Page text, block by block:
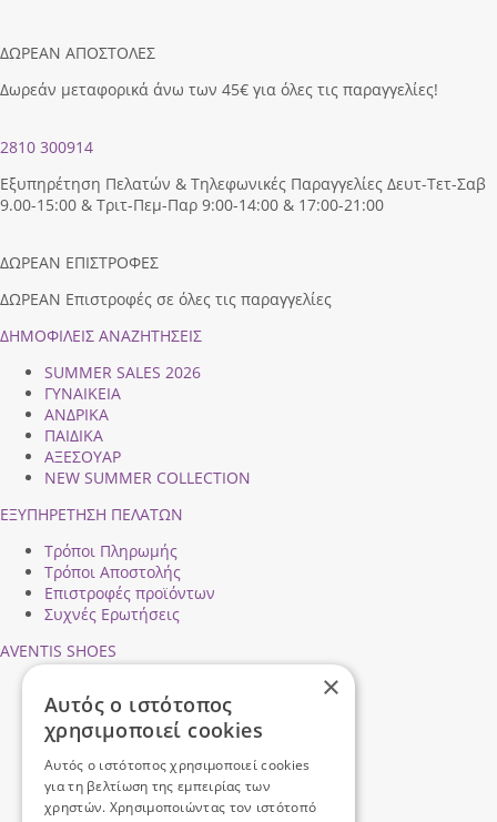
ΔΩΡΕΑΝ ΑΠΟΣΤΟΛΕΣ
Δωρεάν μεταφορικά άνω των 45€ για όλες τις παραγγελίες!
2810 300914
Εξυπηρέτηση Πελατών & Τηλεφωνικές Παραγγελίες Δευτ-Τετ-Σαβ
9.00-15:00 & Τριτ-Πεμ-Παρ 9:00-14:00 & 17:00-21:00
ΔΩΡΕΑΝ ΕΠΙΣΤΡΟΦΕΣ
ΔΩΡΕΑΝ Επιστροφές σε όλες τις παραγγελίες
ΔΗΜΟΦΙΛEIΣ ΑΝΑΖΗΤΗΣΕΙΣ
SUMMER SALES 2026
ΓΥΝΑΙΚΕΙΑ
ΑΝΔΡΙΚΑ
ΠΑΙΔΙΚΑ
ΑΞΕΣΟΥΑΡ
NEW SUMMER COLLECTION
ΕΞΥΠΗΡΕΤΗΣΗ ΠΕΛΑΤΩΝ
Τρόποι Πληρωμής
Τρόποι Αποστολής
Επιστροφές προϊόντων
Συχνές Ερωτήσεις
AVENTIS SHOES
Ασφάλεια Συναλλαγών
Προσωπικά Δεδομένα
Όροι Χρήσης
×
Αυτός ο ιστότοπος
χρησιμοποιεί cookies
Αυτός ο ιστότοπος χρησιμοποιεί cookies
για τη βελτίωση της εμπειρίας των
χρηστών. Χρησιμοποιώντας τον ιστότοπό